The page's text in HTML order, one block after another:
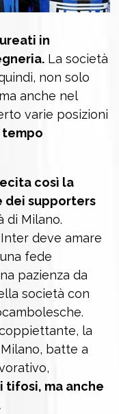
in
La società
non solo
anche nel
varie posizioni
tempo
così la
dei supporters
di Milano.
deve amare
fede
pazienza da
società con
la
batte a
tifosi, ma anche